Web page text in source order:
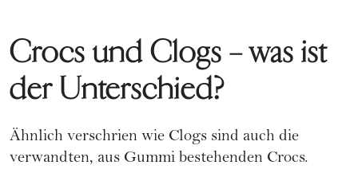
Crocs und Clogs – was ist
der Unterschied?
Ähnlich verschrien wie Clogs sind auch die
verwandten, aus Gummi bestehenden Crocs.